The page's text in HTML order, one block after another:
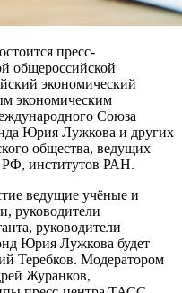
пресс-
общероссийской
экономический
экономическим
Союза
Юрия Лужкова и других
общества, ведущих
РФ, институтов РАН.
ведущие учёные и
руководители
руководители
Юрия Лужкова будет
Теребков. Модератором
Журанков,